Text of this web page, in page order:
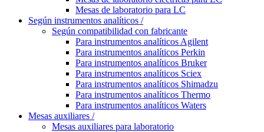
Mesas de laboratorio para LC
Según instrumentos analíticos /
Según compatibilidad con fabricante
Para instrumentos analíticos Agilent
Para instrumentos analíticos Perkin
Para instrumentos analíticos Bruker
Para instrumentos analíticos Sciex
Para instrumentos analíticos Shimadzu
Para instrumentos analíticos Thermo
Para instrumentos analíticos Waters
Mesas auxiliares /
Mesas auxiliares para laboratorio